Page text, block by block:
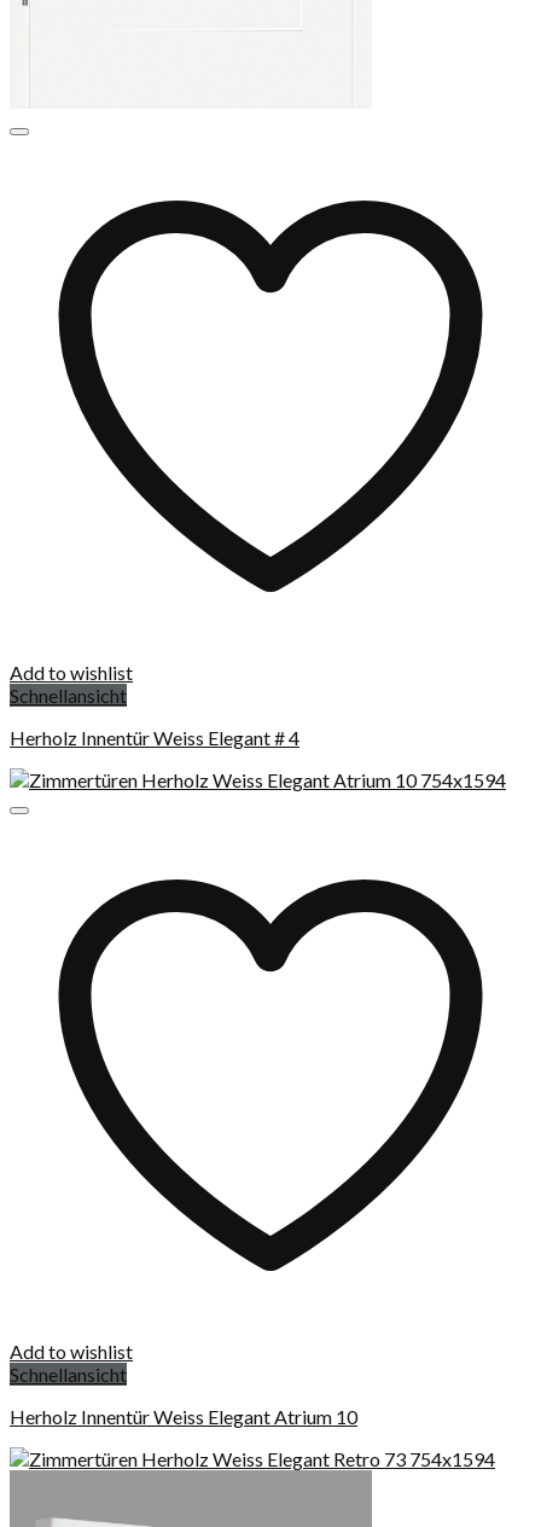
Add to wishlist
Schnellansicht
Herholz Innentür Weiss Elegant # 4
Add to wishlist
Schnellansicht
Herholz Innentür Weiss Elegant Atrium 10